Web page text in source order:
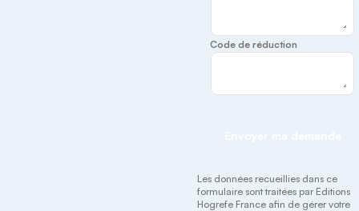
Code de réduction
Les données recueillies dans ce
formulaire sont traitées par Editions
Hogrefe France afin de gérer votre